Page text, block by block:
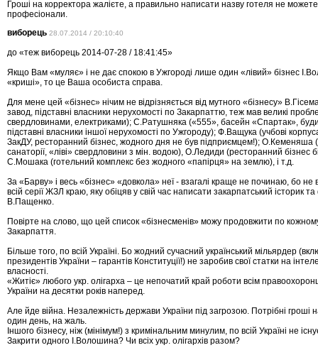
Гроші на корректора жалієте, а правильно написати назву готеля не
професіонали.
виборець 28.07.2014 / 20:10:40
до «теж виборець 2014-07-28 / 18:41:45»
Якщо Вам «муляє» і не дає спокою в Ужгороді лише один «лівий» бізнес
«криші», то це Ваша особиста справа.
Для мене цей «бізнес» нічим не відрізняється від мутного «бізнесу»
завод, підставні власники нерухомості по Закарпаттю, теж мав великі
свердловинами, електриками); С.Ратушняка («555», басейн «Спартак»,
підставні власники іншої нерухомості по Ужгороду); Ф.Ващука (учбові
ЗакДУ, ресторанний бізнес, жодного дня не був підприємцем!); О.Кеменяша
санаторії, «ліві» свердловини з мін. водою), О.Ледиди (ресторанний бізнес
С.Мошака (готельний комплекс без жодного «папірця» на землю), і т.д.
За «Барву» і весь «бізнес» «довкола» неї - взагалі краще не починаю, бо не
всій серії ЖЗЛ краю, яку обіцяв у свій час написати закарпатський історик
В.Пащенко.
Повірте на слово, що цей список «бізнесменів» можу продовжити по
Закарпаття.
Більше того, по всій Україні. Бо жодний сучасний український мільярдер
президентів України – гарантів Конституції!) не заробив свої статки на
власності.
«Житіє» любого укр. олігарха – це непочатий край роботи всім
України на десятки років наперед.
Але йде війна. Незалежність держави України під загрозою. Потрібні гроші
один день, на жаль.
Іншого бізнесу, ніж (мінімум!) з кримінальним минулим, по всій Україні не
Закрити одного І.Волошина? Чи всіх укр. олігархів разом?